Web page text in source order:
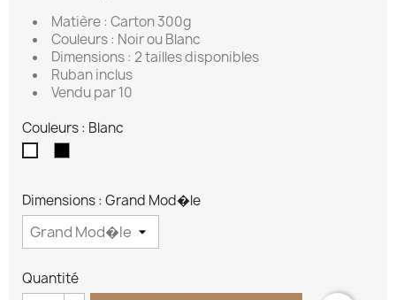
Matière : Carton 300g
Couleurs : Noir ou Blanc
Dimensions : 2 tailles disponibles
Ruban inclus
Vendu par 10
Couleurs : Blanc
Dimensions : Grand Mod�le
Quantité